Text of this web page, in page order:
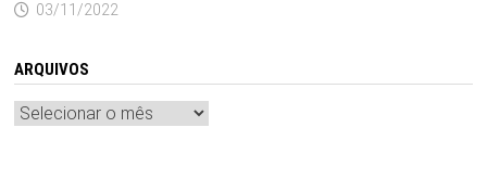
03/11/2022
ARQUIVOS
Arquivos